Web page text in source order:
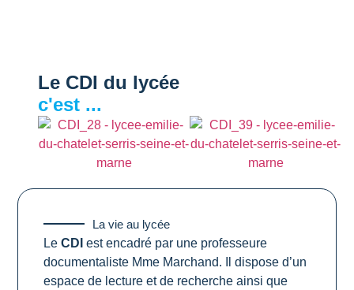
La vie au lycée
LeCDI est encadré par une professeure
documentaliste Mme Marchand. Il dispose d’un
espace de lecture et de recherche ainsi que
Le CDI du lycée
c'est ...